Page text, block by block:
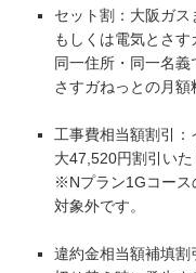
セット割：大阪ガ
もしくは電気とさす
同一住所・同一名義
さすガねっとの月額
工事費相当額割引
大47,520円割引いた
※Nプラン1Gコース
対象外です。
違約金相当額補填